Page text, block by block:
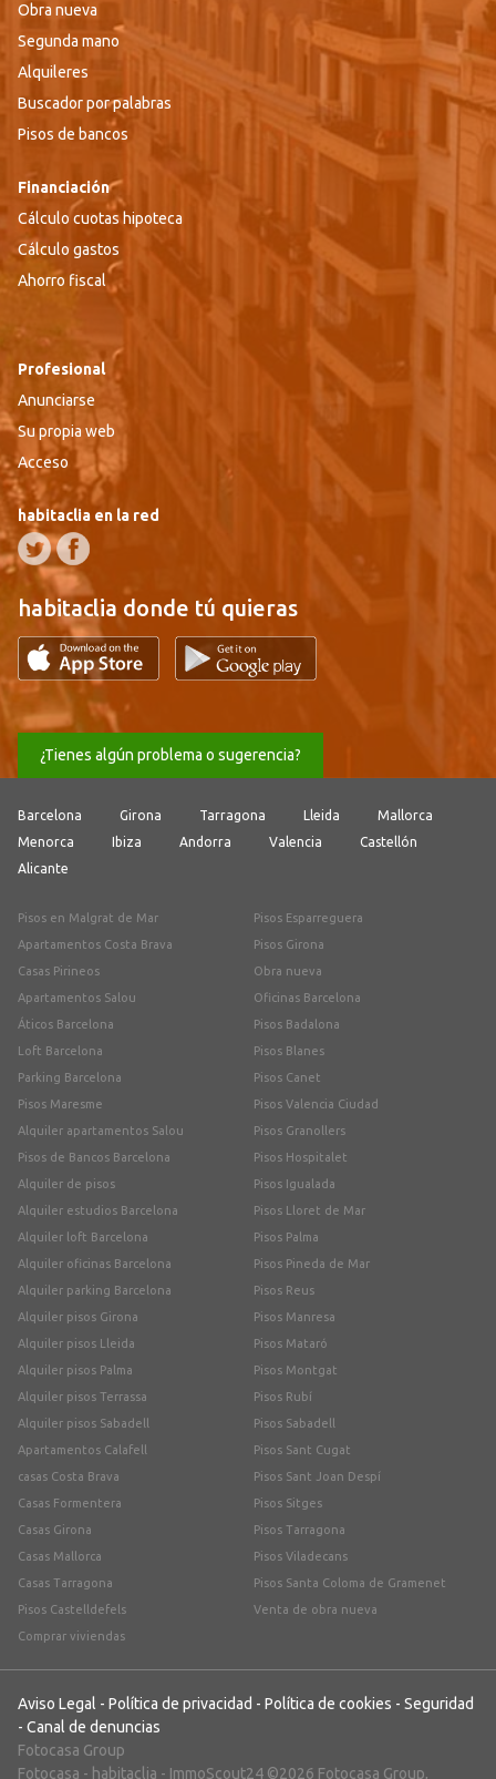
Obra nueva
Segunda mano
Alquileres
Buscador por palabras
Pisos de bancos
Financiación
Cálculo cuotas hipoteca
Cálculo gastos
Ahorro fiscal
Profesional
Anunciarse
Su propia web
Acceso
habitaclia en la red
habitaclia donde tú quieras
¿Tienes algún problema o sugerencia?
Barcelona Girona Tarragona Lleida
Mallorca
Menorca
Ibiza Andorra Valencia
Castellón
Alicante
Pisos en Malgrat de Mar
Apartamentos Costa Brava
Casas Pirineos
Apartamentos Salou
Áticos Barcelona
Loft Barcelona
Parking Barcelona
Pisos Maresme
Alquiler apartamentos Salou
Pisos de Bancos Barcelona
Alquiler de pisos
Alquiler estudios Barcelona
Alquiler loft Barcelona
Alquiler oficinas Barcelona
Alquiler parking Barcelona
Alquiler pisos Girona
Alquiler pisos Lleida
Alquiler pisos Palma
Alquiler pisos Terrassa
Alquiler pisos Sabadell
Apartamentos Calafell
casas Costa Brava
Casas Formentera
Casas Girona
Casas Mallorca
Casas Tarragona
Pisos Castelldefels
Comprar viviendas
Pisos Esparreguera
Pisos Girona
Obra nueva
Oficinas Barcelona
Pisos Badalona
Pisos Blanes
Pisos Canet
Pisos Valencia Ciudad
Pisos Granollers
Pisos Hospitalet
Pisos Igualada
Pisos Lloret de Mar
Pisos Palma
Pisos Pineda de Mar
Pisos Reus
Pisos Manresa
Pisos Mataró
Pisos Montgat
Pisos Rubí
Pisos Sabadell
Pisos Sant Cugat
Pisos Sant Joan Despí
Pisos Sitges
Pisos Tarragona
Pisos Viladecans
Pisos Santa Coloma de Gramenet
Venta de obra nueva
Aviso Legal - Política de privacidad - Política de cookies - Seguridad
- Canal de denuncias
Fotocasa Group
Fotocasa - habitaclia - ImmoScout24 ©2026 Fotocasa Group,